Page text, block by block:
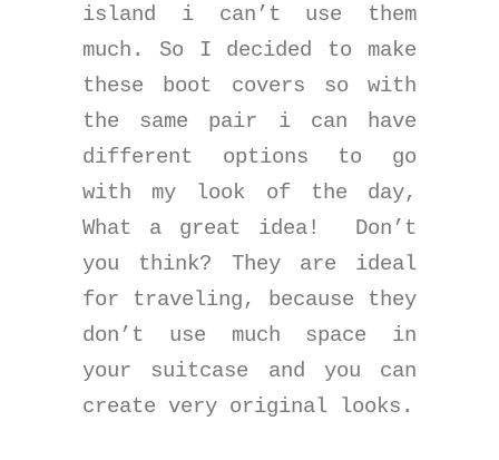
island i can’t use them
much. So I decided to make
these boot covers so with
the same pair i can have
different options to go
with my look of the day,
What a great idea!
Don’t
you think? They are ideal
for traveling, because they
don’t use much space in
your suitcase and you can
create very original looks.